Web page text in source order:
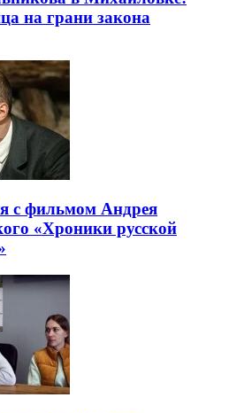
на грани закона
с фильмом Андрея
«Хроники русской